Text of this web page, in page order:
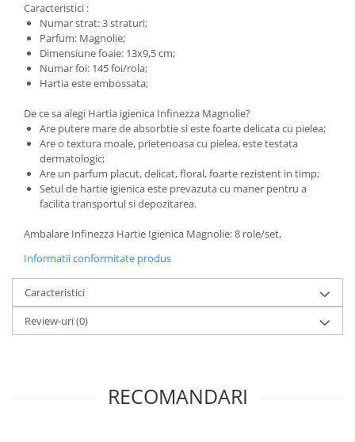
Caracteristici :
Numar strat: 3 straturi;
Parfum: Magnolie;
Dimensiune foaie: 13x9,5 cm;
Numar foi: 145 foi/rola;
Hartia este embossata;
De ce sa alegi Hartia igienica Infinezza Magnolie?
Are putere mare de absorbtie si este foarte delicata cu pielea;
Are o textura moale, prietenoasa cu pielea, este testata
dermatologic;
Are un parfum placut, delicat, floral, foarte rezistent in timp;
Setul de hartie igienica este prevazuta cu maner pentru a
facilita transportul si depozitarea.
Ambalare Infinezza Hartie Igienica Magnolie: 8 role/set,
Informatii conformitate produs
Caracteristici
Review-uri(0)
RECOMANDARI